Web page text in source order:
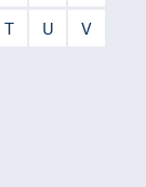
T U
V